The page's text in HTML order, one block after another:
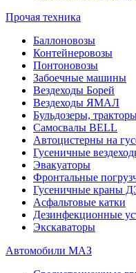
Прочая техника
Баллоновозы
Контейнеровозы
Понтоновозы
Забоечные машины
Вездеходы Борей
Вездеходы ЯМАЛ
Бульдозеры,
Самосвалы BELL
Автоцистерны на
Гусеничные
Эвакуаторы
Фронтальные
Гусеничные краны
Асфальтовые катки
Дезинфекционные
Экскаваторы
Автомобили МАЗ